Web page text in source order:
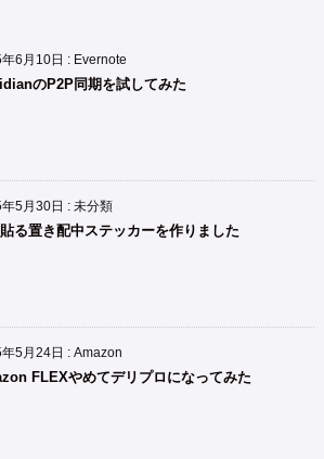
6月10日 : Evernote
のP2P同期を試してみた
5月30日 : 未分類
る置き配中ステッカーを作りました
5月24日 : Amazon
FLEXやめてデリプロになってみた